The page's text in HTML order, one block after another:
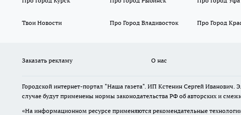
Твои Новости
Про Город Владивосток Про Город
Заказать рекламу О нас
Городской интернет-портал "Наша газета". ИП Кстенин Сергей Иванович.
случае будут применены нормы законодательства РФ об авторских и
«На информационном ресурсе применяются рекомендательные